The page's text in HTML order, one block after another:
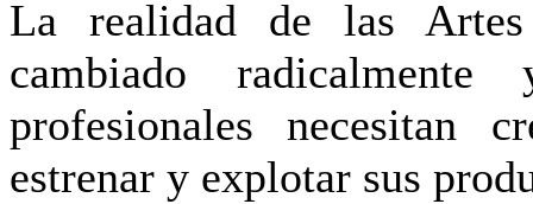
La realidad de las
cambiado
profesionales necesitan
estrenar y explotar sus